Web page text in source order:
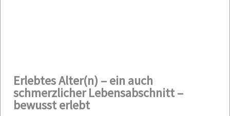
Erlebtes Alter(n) – ein auch
schmerzlicher Lebensabschnitt –
bewusst erlebt